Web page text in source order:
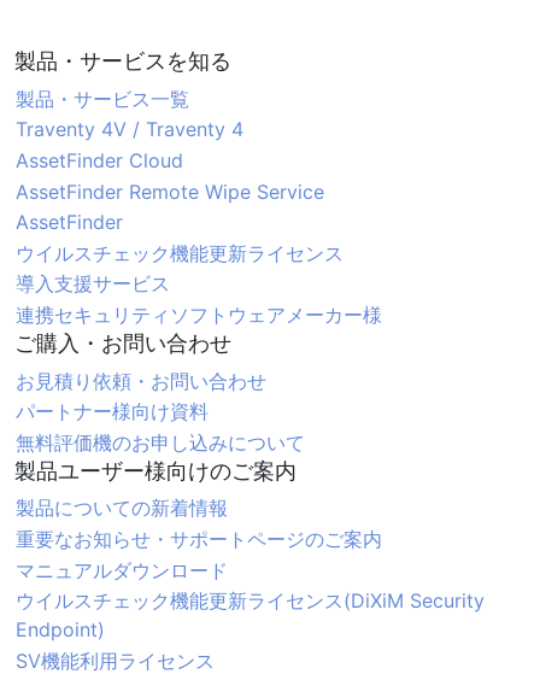
製品・サービスを知る
製品・サービス一覧
Traventy 4V / Traventy 4
AssetFinder Cloud
AssetFinder Remote Wipe Service
AssetFinder
ウイルスチェック機能更新ライセンス
導入支援サービス
連携セキュリティソフトウェアメーカー様
ご購入・お問い合わせ
お見積り依頼・お問い合わせ
パートナー様向け資料
無料評価機のお申し込みについて
製品ユーザー様向けのご案内
製品についての新着情報
重要なお知らせ・サポートページのご案内
マニュアルダウンロード
ウイルスチェック機能更新ライセンス(DiXiM Security
Endpoint)
SV機能利用ライセンス